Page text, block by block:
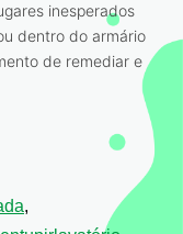
inesperados
dentro do armário
de remediar e
,